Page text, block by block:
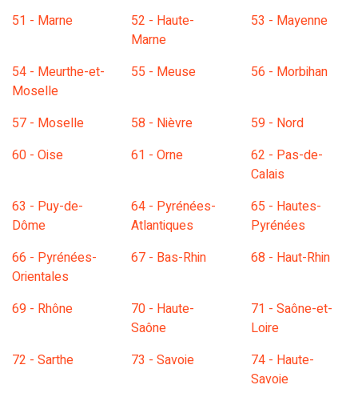
51 - Marne
52 - Haute-
Marne
53 - Mayenne
54 - Meurthe-et-
Moselle
55 - Meuse 56 - Morbihan
57 - Moselle 58 - Nièvre
59 - Nord
60 - Oise
61 - Orne
62 - Pas-de-
Calais
63 - Puy-de-
Dôme
64 - Pyrénées-
Atlantiques
65 - Hautes-
Pyrénées
66 - Pyrénées-
Orientales
67 - Bas-Rhin 68 - Haut-Rhin
69 - Rhône
70 - Haute-
Saône
71 - Saône-et-
Loire
72 - Sarthe
73 - Savoie
74 - Haute-
Savoie